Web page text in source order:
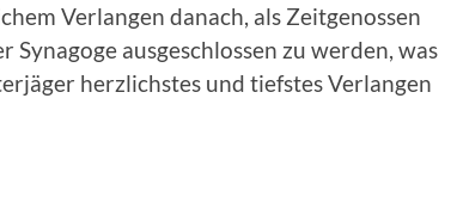
Verlangen danach, als Zeitgenossen
Synagoge ausgeschlossen zu werden, was
herzlichstes und tiefstes Verlangen